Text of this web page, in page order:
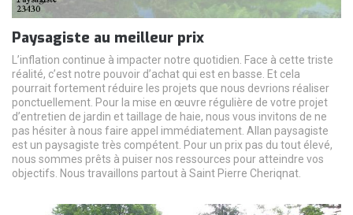
Paysagiste au meilleur prix
L’inflation continue à impacter notre quotidien. Face à cette triste
réalité, c’est notre pouvoir d’achat qui est en basse. Et cela
pourrait fortement réduire les projets que nous devrions réaliser
ponctuellement. Pour la mise en œuvre régulière de votre projet
d’entretien de jardin et taillage de haie, nous vous invitons de ne
pas hésiter à nous faire appel immédiatement. Allan paysagiste
est un paysagiste très compétent. Pour un prix pas du tout élevé,
nous sommes prêts à puiser nos ressources pour atteindre vos
objectifs. Nous travaillons partout à Saint Pierre Cheriqnat.